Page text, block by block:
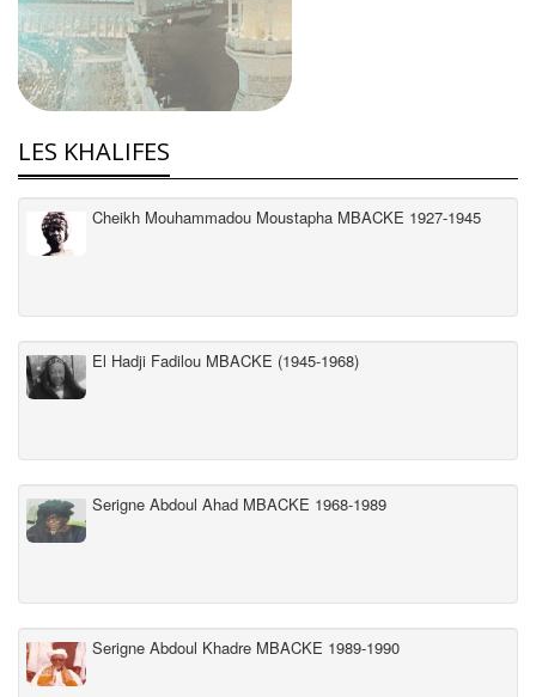
LES KHALIFES
Cheikh Mouhammadou Moustapha MBACKE 1927-1945
El Hadji Fadilou MBACKE (1945-1968)
Serigne Abdoul Ahad MBACKE 1968-1989
Serigne Abdoul Khadre MBACKE 1989-1990